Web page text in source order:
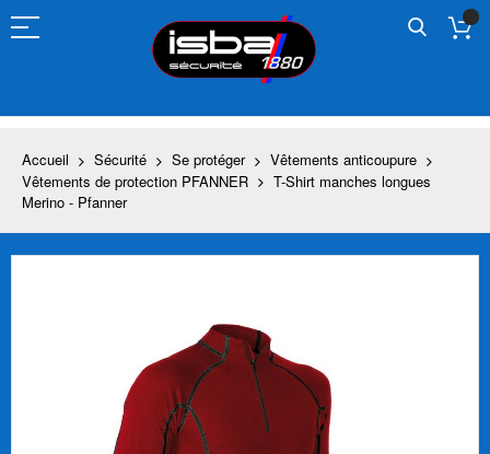
au
contenu
Accueil Sécurité Se protéger
Vêtements anticoupure
Vêtements de protection PFANNER
T-Shirt manches longues
Merino - Pfanner